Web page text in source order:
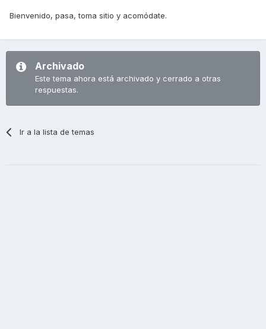
Bienvenido, pasa, toma sitio y acomódate.
Archivado
Este tema ahora está archivado y cerrado a otras
respuestas.
Ir a la lista de temas